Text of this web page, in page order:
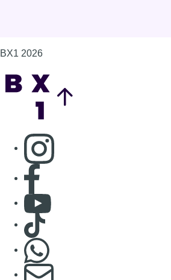
BX1 2026
Consulter page Instagram
Consulter page Facebook
Consulter Youtube
Consulter TikTok
S'abonner à notre newsletter